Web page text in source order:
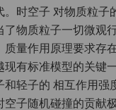
。时空子 对物质粒
了物质粒子一切微观
质量作用原理要求存
现有标准模型的关键
和轻子的 相互作用
空子随机碰撞的贡献